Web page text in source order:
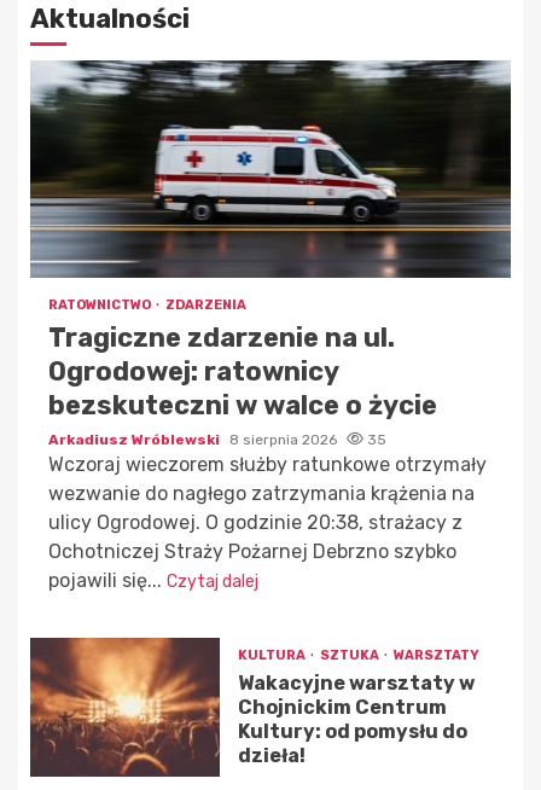
Aktualności
RATOWNICTWO ZDARZENIA
Tragiczne zdarzenie na ul.
Ogrodowej: ratownicy
bezskuteczni w walce o życie
Arkadiusz Wróblewski 8 sierpnia 2026 35
Wczoraj wieczorem służby ratunkowe otrzymały
wezwanie do nagłego zatrzymania krążenia na
ulicy Ogrodowej. O godzinie 20:38, strażacy z
Ochotniczej Straży Pożarnej Debrzno szybko
pojawili się... Czytaj dalej
KULTURA SZTUKA WARSZTATY
Wakacyjne warsztaty w
Chojnickim Centrum
Kultury: od pomysłu do
dzieła!